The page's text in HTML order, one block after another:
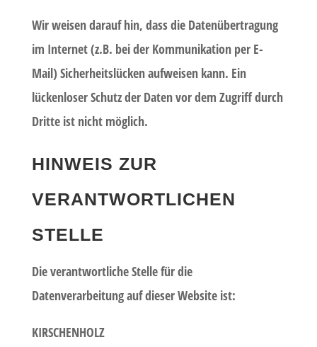
Wir weisen darauf hin, dass die Datenübertragung
im Internet (z.B. bei der Kommunikation per E-
Mail) Sicherheitslücken aufweisen kann. Ein
lückenloser Schutz der Daten vor dem Zugriff durch
Dritte ist nicht möglich.
HINWEIS ZUR
VERANTWORTLICHEN
STELLE
Die verantwortliche Stelle für die
Datenverarbeitung auf dieser Website ist:
KIRSCHENHOLZ